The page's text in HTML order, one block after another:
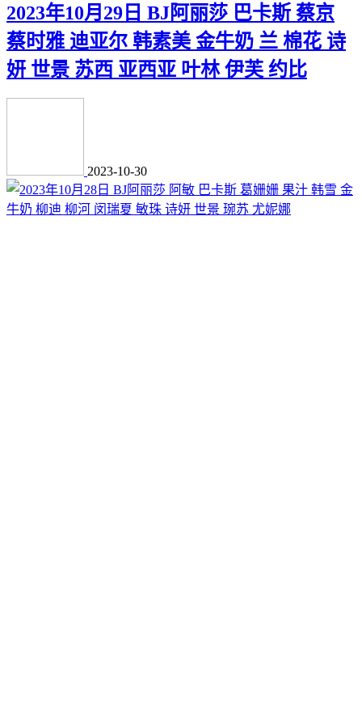
2023年10月29日 BJ阿丽莎 巴卡斯 蔡京
蔡时雅 迪亚尔 韩素美 金牛奶 兰 棉花 诗
妍 世景 苏西 亚西亚 叶林 伊芙 约比
2023-10-30